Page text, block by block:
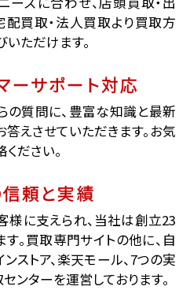
配買取・法人買取より買取方
ただけます。
ーサポート対応
の質問に、豊富な知識と最新
答えさせていただきます。お気
ださい。
頼と実績
様に支えられ、当社は創立23
す。買取専門サイトの他に、自
ストア、楽天モール、7つの実
ンターを運営しております。